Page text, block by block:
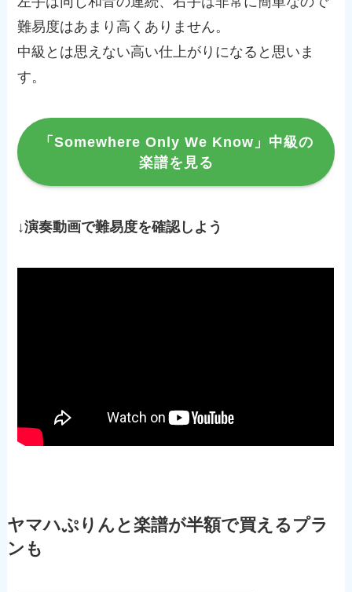
難易度はあまり高くありません。
中級とは思えない高い仕上がりになると思いま
す。
「Somewhere Only We Know」中級の
楽譜を見る
↓演奏動画で難易度を確認しよう
ヤマハぷりんと楽譜が半額で買えるプラ
ンも